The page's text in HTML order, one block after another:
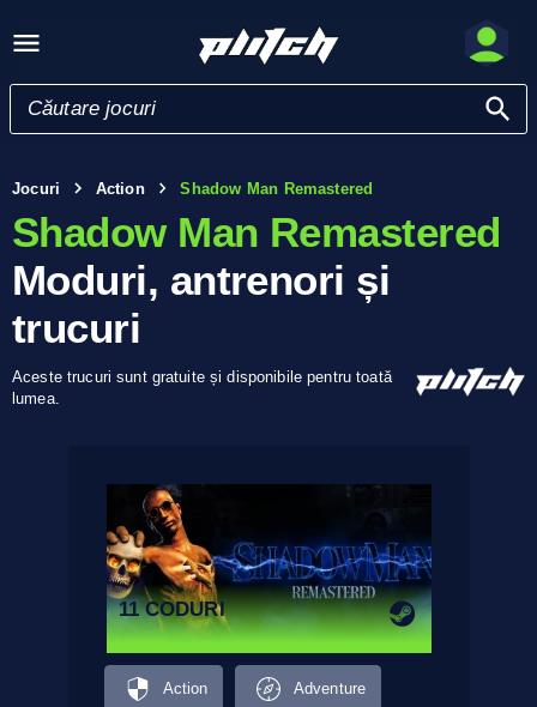
Jocuri Action Shadow Man Remastered
Shadow Man Remastered
Moduri, antrenori și
trucuri
Aceste trucuri sunt gratuite și disponibile pentru toată
lumea.
11 CODURI
Action Adventure